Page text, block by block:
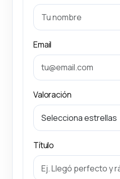
Email
Valoración
Título